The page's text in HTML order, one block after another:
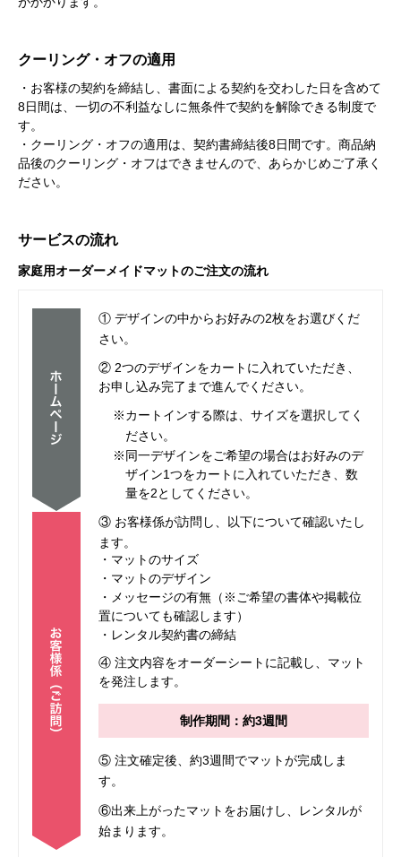
クーリング・オフの適用
・お客様の契約を締結し、書面による契約を交わした日を含めて
8日間は、一切の不利益なしに無条件で契約を解除できる制度で
す。
・クーリング・オフの適用は、契約書締結後8日間です。商品納
品後のクーリング・オフはできませんので、あらかじめご了承く
ださい。
サービスの流れ
家庭用オーダーメイドマットのご注文の流れ
① デザインの中からお好みの2枚をお選びくだ
さい。
② 2つのデザインをカートに入れていただき、
お申し込み完了まで進んでください。
※カートインする際は、サイズを選択してく
ださい。
※同一デザインをご希望の場合はお好みのデ
ザイン1つをカートに入れていただき、数
量を2としてください。
③ お客様係が訪問し、以下について確認いたし
ます。
・マットのサイズ
・マットのデザイン
・メッセージの有無（※ご希望の書体や掲載位
置についても確認します）
・レンタル契約書の締結
④ 注文内容をオーダーシートに記載し、マット
を発注します。
制作期間：約3週間
⑤ 注文確定後、約3週間でマットが完成しま
す。
⑥出来上がったマットをお届けし、レンタルが
始まります。